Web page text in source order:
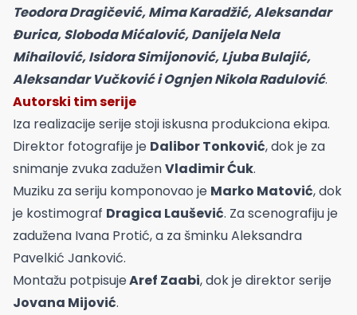
Teodora Dragičević, Mima Karadžić, Aleksandar
Đurica, Sloboda Mićalović, Danijela Nela
Mihailović, Isidora Simijonović, Ljuba Bulajić,
Aleksandar Vučković i Ognjen Nikola Radulović.
Autorski tim serije
Iza realizacije serije stoji iskusna produkciona ekipa.
Direktor fotografije je Dalibor Tonković, dok je za
snimanje zvuka zaduženVladimir Ćuk.
Muziku za seriju komponovao je Marko Matović, dok
je kostimograf Dragica Laušević. Za scenografiju je
zadužena Ivana Protić, a za šminku Aleksandra
Pavelkić Janković.
Montažu potpisujeAref Zaabi, dok je direktor serije
Jovana Mijović.